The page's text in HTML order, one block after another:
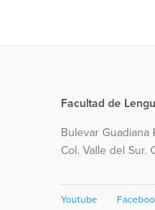
Facultad de
Bulevar Guadiana
Col. Valle del Sur.
Youtube